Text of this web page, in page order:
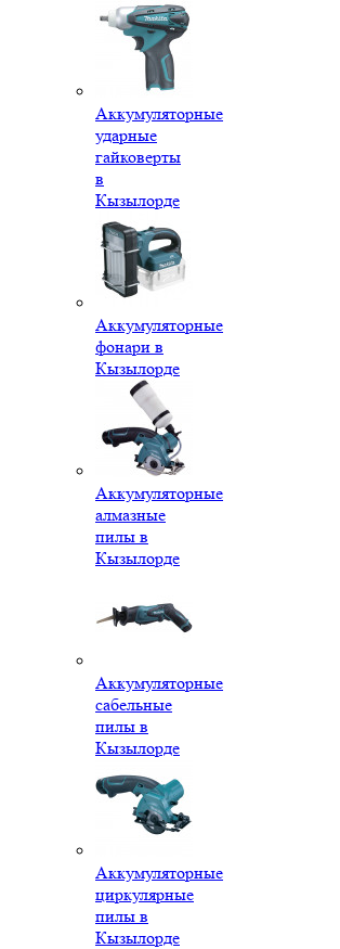
Аккумуляторные
ударные
гайковерты
в
Кызылорде
Аккумуляторные
фонари в
Кызылорде
Аккумуляторные
алмазные
пилы в
Кызылорде
Аккумуляторные
сабельные
пилы в
Кызылорде
Аккумуляторные
циркулярные
пилы в
Кызылорде